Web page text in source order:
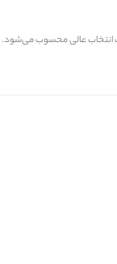
یک انتخاب عالی محسوب می‌شود.